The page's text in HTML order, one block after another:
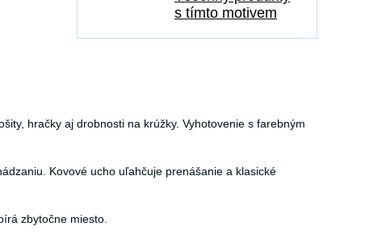
s tímto motivem
hračky aj drobnosti na krúžky. Vyhotovenie s farebným
Kovové ucho uľahčuje prenášanie a klasické
zbytočne miesto.